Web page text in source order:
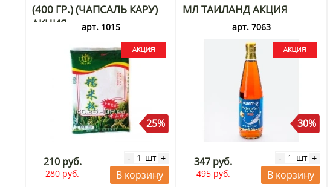
(400 ГР.) (ЧАПСАЛЬ КАРУ)
АКЦИЯ
арт. 1015
25%
210 руб.
280 руб.
- шт +
В корзину
МЛ ТАИЛАНД АКЦИЯ
арт. 7063
30%
347 руб.
495 руб.
- шт +
В корзину